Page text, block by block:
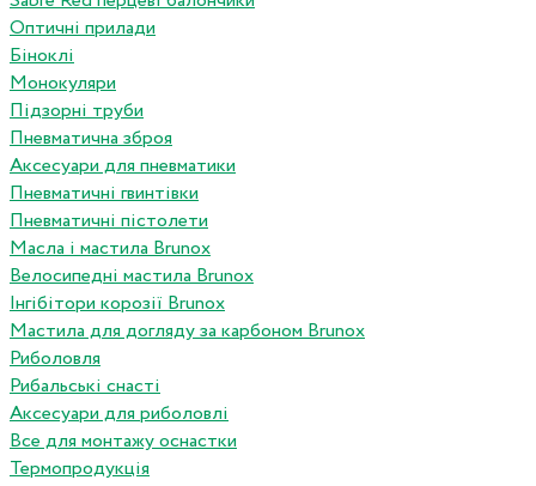
Оптичні прилади
Біноклі
Монокуляри
Підзорні труби
Пневматична зброя
Аксесуари для пневматики
Пневматичні гвинтівки
Пневматичні пістолети
Масла і мастила Brunox
Велосипедні мастила Brunox
Інгібітори корозії Brunox
Мастила для догляду за карбоном Brunox
Риболовля
Рибальські снасті
Аксесуари для риболовлі
Все для монтажу оснастки
Термопродукція